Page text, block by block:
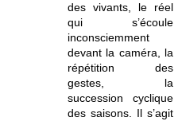
des vivants, le réel
qui s’écoule
inconsciemment
devant la caméra, la
répétition des
gestes, la
succession cyclique
des saisons. Il s’agit